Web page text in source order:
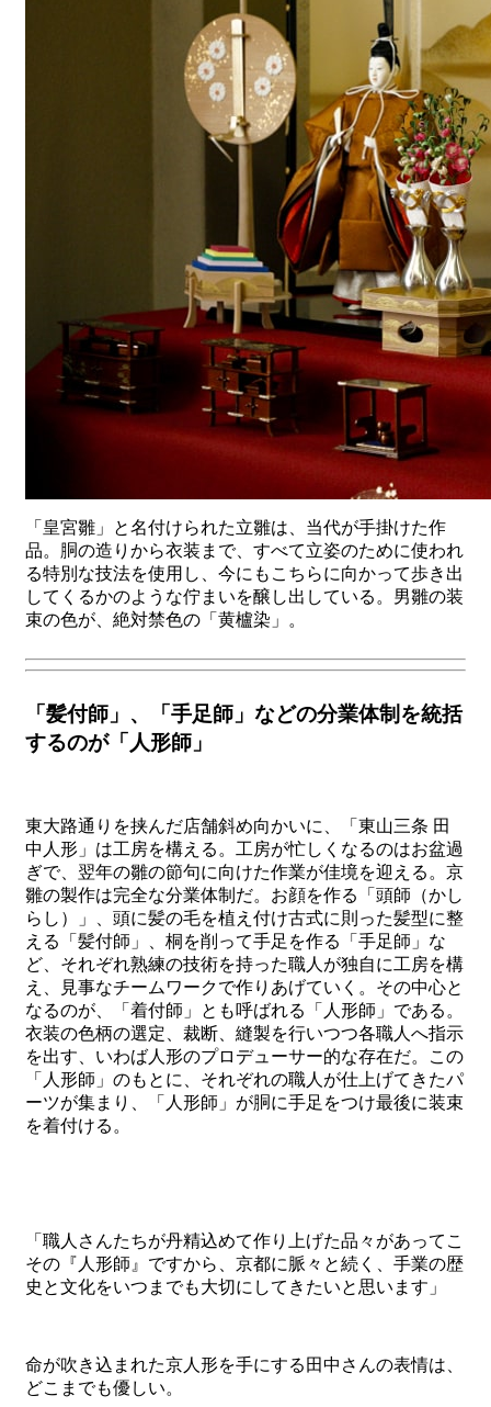
「皇宮雛」と名付けられた立雛は、当代が手掛けた作
品。胴の造りから衣装まで、すべて立姿のために使われ
る特別な技法を使用し、今にもこちらに向かって歩き出
してくるかのような佇まいを醸し出している。男雛の装
束の色が、絶対禁色の「黄櫨染」。
「髪付師」、「手足師」などの分業体制を統括
するのが「人形師」
東大路通りを挟んだ店舗斜め向かいに、「東山三条 田
中人形」は工房を構える。工房が忙しくなるのはお盆過
ぎで、翌年の雛の節句に向けた作業が佳境を迎える。京
雛の製作は完全な分業体制だ。お顔を作る「頭師（かし
らし）」、頭に髪の毛を植え付け古式に則った髪型に整
える「髪付師」、桐を削って手足を作る「手足師」な
ど、それぞれ熟練の技術を持った職人が独自に工房を構
え、見事なチームワークで作りあげていく。その中心と
なるのが、「着付師」とも呼ばれる「人形師」である。
衣装の色柄の選定、裁断、縫製を行いつつ各職人へ指示
を出す、いわば人形のプロデューサー的な存在だ。この
「人形師」のもとに、それぞれの職人が仕上げてきたパ
ーツが集まり、「人形師」が胴に手足をつけ最後に装束
を着付ける。
「職人さんたちが丹精込めて作り上げた品々があってこ
その『人形師』ですから、京都に脈々と続く、手業の歴
史と文化をいつまでも大切にしてきたいと思います」
命が吹き込まれた京人形を手にする田中さんの表情は、
どこまでも優しい。